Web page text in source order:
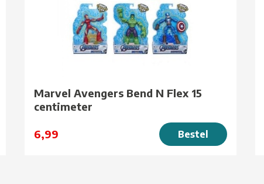
Marvel Avengers Bend N Flex 15
centimeter
6,99 Bestel